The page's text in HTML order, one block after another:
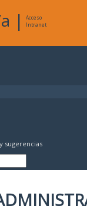
|
Acceso
Intranet
sugerencias